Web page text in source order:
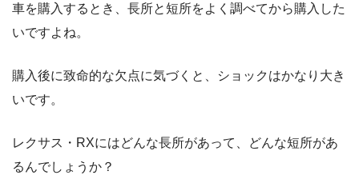
車を購入するとき、長所と短所をよく調べてから購入した
いですよね。
購入後に致命的な欠点に気づくと、ショックはかなり大き
いです。
レクサス・RXにはどんな長所があって、どんな短所があ
るんでしょうか？